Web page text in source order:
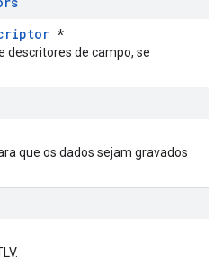
*
descritores de campo, se
que os dados sejam gravados